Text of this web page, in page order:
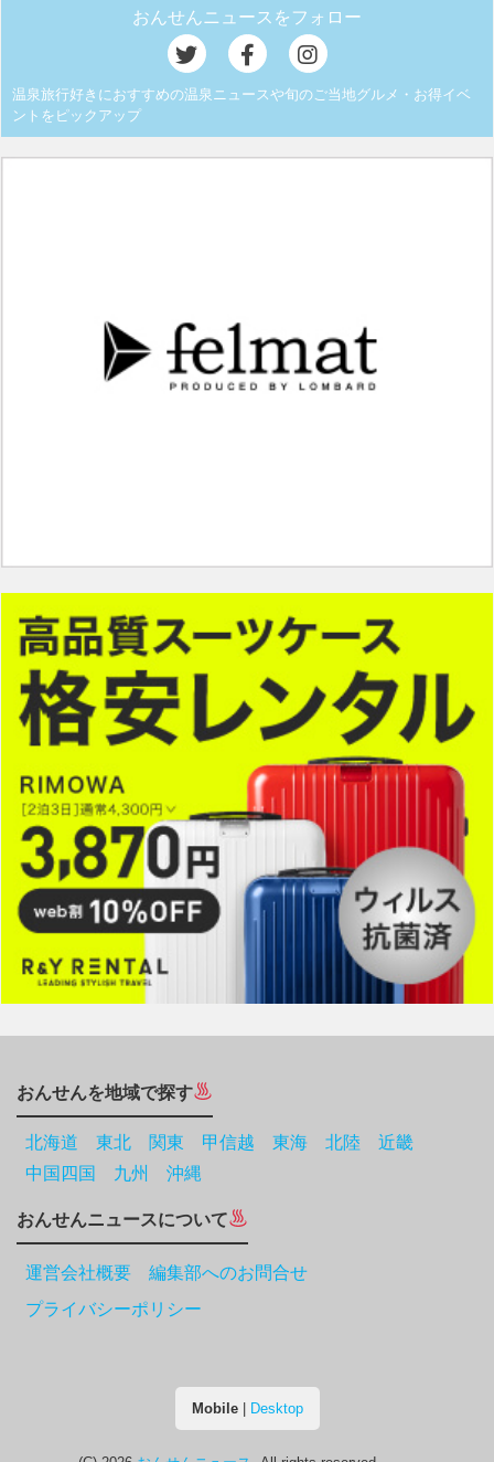
おんせんニュースをフォロー
温泉旅行好きにおすすめの温泉ニュースや旬のご当地グルメ・お得イベ
ントをピックアップ
おんせんを地域で探す
北海道 東北 関東 甲信越 東海 北陸
近畿
中国四国
九州 沖縄
おんせんニュースについて
運営会社概要 編集部へのお問合せ
プライバシーポリシー
Mobile| Desktop